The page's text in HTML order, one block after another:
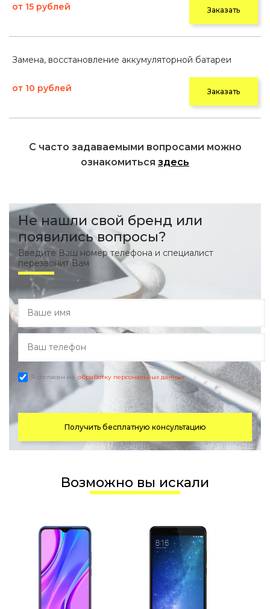
от 15 рублей Заказать
Замена, восстановление аккумуляторной батареи
от 10 рублей Заказать
С часто задаваемыми вопросами можно
ознакомиться здесь
Не нашли свой бренд или
появились вопросы?
Введите Ваш номер телефона и специалист
перезвонит Вам
Я согласен на обработку персональных данных
Получить бесплатную консультацию
Возможно вы искали